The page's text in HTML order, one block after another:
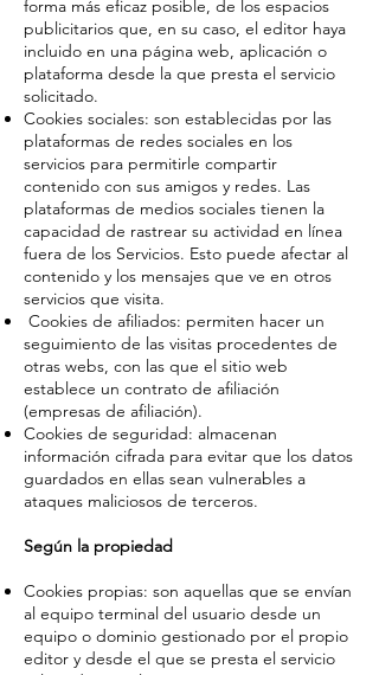
forma más eficaz posible, de los espacios
publicitarios que, en su caso, el editor haya
incluido en una página web, aplicación o
plataforma desde la que presta el servicio
solicitado.
Cookies sociales: son establecidas por las
plataformas de redes sociales en los
servicios para permitirle compartir
contenido con sus amigos y redes. Las
plataformas de medios sociales tienen la
capacidad de rastrear su actividad en línea
fuera de los Servicios. Esto puede afectar al
contenido y los mensajes que ve en otros
servicios que visita.
Cookies de afiliados: permiten hacer un
seguimiento de las visitas procedentes de
otras webs, con las que el sitio web
establece un contrato de afiliación
(empresas de afiliación).
Cookies de seguridad: almacenan
información cifrada para evitar que los datos
guardados en ellas sean vulnerables a
ataques maliciosos de terceros.
Según la propiedad
Cookies propias: son aquellas que se envían
al equipo terminal del usuario desde un
equipo o dominio gestionado por el propio
editor y desde el que se presta el servicio